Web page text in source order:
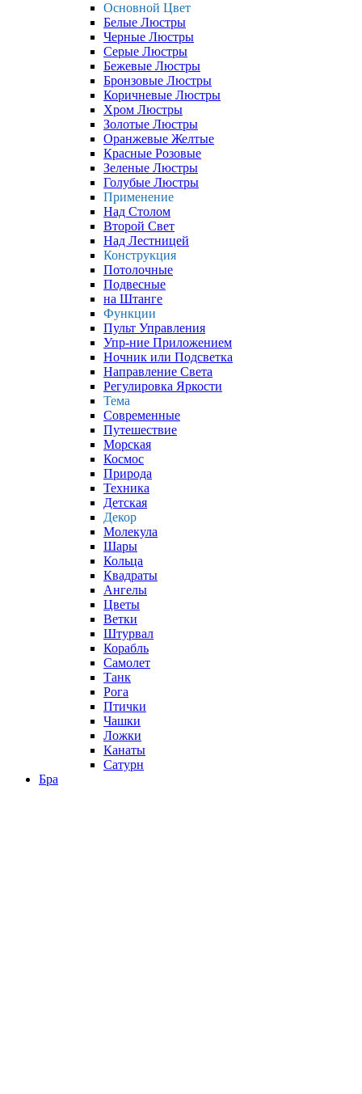
Основной Цвет
Белые Люстры
Черные Люстры
Серые Люстры
Бежевые Люстры
Бронзовые Люстры
Коричневые Люстры
Хром Люстры
Золотые Люстры
Оранжевые Желтые
Красные Розовые
Зеленые Люстры
Голубые Люстры
Применение
Над Столом
Второй Свет
Над Лестницей
Конструкция
Потолочные
Подвесные
на Штанге
Функции
Пульт Управления
Упр-ние Приложением
Ночник или Подсветка
Направление Света
Регулировка Яркости
Тема
Современные
Путешествие
Морская
Космос
Природа
Техника
Детская
Декор
Молекула
Шары
Кольца
Квадраты
Ангелы
Цветы
Ветки
Штурвал
Корабль
Самолет
Танк
Рога
Птички
Чашки
Ложки
Канаты
Сатурн
Бра